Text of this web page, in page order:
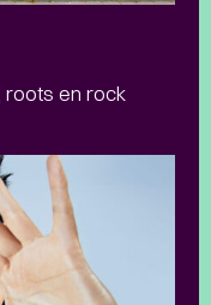
roots en rock